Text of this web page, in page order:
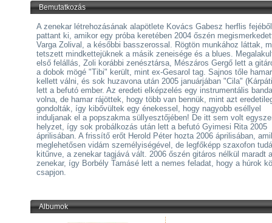
Bemutatkozás
A zenekar létrehozásának alapötlete Kovács Gabesz herflis fejéből
pattant ki, amikor egy próba keretében 2004 őszén
Varga Zolival, a későbbi basszerossal. Rögtön munkához láttak,
tetszett mindkettejüknek a másik zeneisége és a blues.
első felállás, Zoli korábbi zenésztársa, Mészáros Gergő lett a
a dobok mögé "Tibi" került, mint ex-Gesarol tag. Sajnos tőle
kellett válni, és sok huzavona után 2005 januárjában "Cila"
lett a befutó ember. Az eredeti elképzelés egy instrumentális
volna, de hamar rájöttek, hogy több van bennük, mint azt
gondolták, így kibővültek egy énekessel, hogy nagyobb eséllyel
induljanak el a popszakma süllyesztőjében! De itt sem volt
helyzet, így sok probálkozás után lett a befutó Gyimesi Rita 2005
áprilisában. A frissítő erőt Herold Péter hozta 2006 áprilisában,
meglehetősen vidám személyiségével, de legfőképp szaxofon
kitűnve, a zenekar tagjává vált. 2006 őszén gitáros nélkül maradt a
zenekar, így Borbély Tamásé lett a nemes feladat, hogy a húrok
csapjon.
Albumok